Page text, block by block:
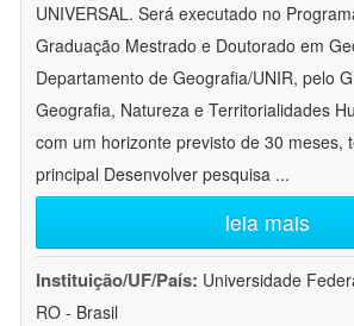
UNIVERSAL. Será executado no
Graduação Mestrado e Doutorado em
Departamento de Geografia/UNIR, pelo
Geografia, Natureza e Territorialidades
com um horizonte previsto de 30 meses,
principal Desenvolver pesquisa ...
leia mais
Instituição/UF/País: Universidade
RO - Brasil